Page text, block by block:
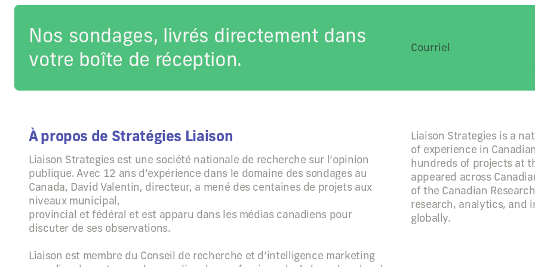
Nos sondages, livrés directement dans
votre boîte de réception.
À propos de Stratégies Liaison
Liaison Strategies est une société nationale de recherche sur l’opinion
publique. Avec 12 ans d’expérience dans le domaine des sondages au
Canada, David Valentin, directeur, a mené des centaines de projets aux
niveaux municipal,
provincial et fédéral et est apparu dans les médias canadiens pour
discuter de ses observations.
Liaison est membre du Conseil de recherche et d’intelligence marketing
Liaison Strategies is a
of experience in
hundreds of projects at
appeared across
of the Canadian
research, analytics, and
globally.